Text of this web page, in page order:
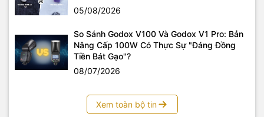
05/08/2026
So Sánh Godox V100 Và Godox V1 Pro: Bản
Nâng Cấp 100W Có Thực Sự "Đáng Đồng
Tiền Bát Gạo"?
08/07/2026
Xem toàn bộ tin